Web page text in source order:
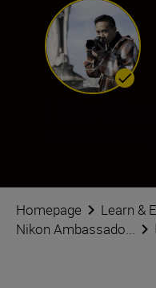
Homepage Learn &
Nikon Ambassado...